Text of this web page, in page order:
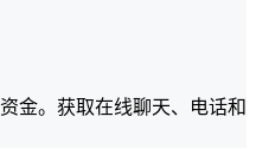
金。获取在线聊天、电话和